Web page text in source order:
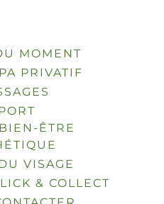
MOMENT
PRIVATIF
ÊTRE
VISAGE
& COLLECT